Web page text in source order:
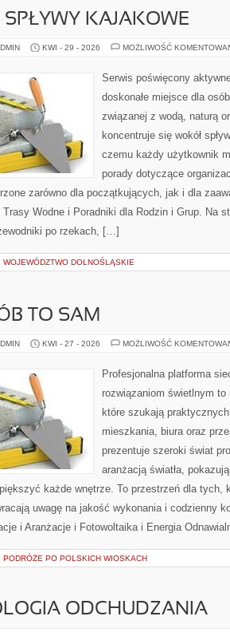
SPŁYWY KAJAKOWE
KWI - 29 - 2026 MOŻLIWOŚĆ
Serwis poświęcony
doskonałe miejsce dla
związanej z wodą, naturą
koncentruje się wokół
czemu każdy użytkownik
porady dotyczące
zarówno dla początkujących, jak i dla
Wodne i Poradniki dla Rodzin i Grup. Na
po rzekach, […]
WOJEWÓDZTWO DOLNOŚLĄSKIE
TO SAM
KWI - 27 - 2026 MOŻLIWOŚĆ
Profesjonalna platforma
rozwiązaniom świetlnym
które szukają
mieszkania, biura oraz
prezentuje szeroki świat
aranżacją światła,
każde wnętrze. To przestrzeń dla tych,
uwagę na jakość wykonania i codzienny
i Aranżacje i Fotowoltaika i Energia
PODRÓŻE PO POLSKICH WIOSKACH
ODCHUDZANIA